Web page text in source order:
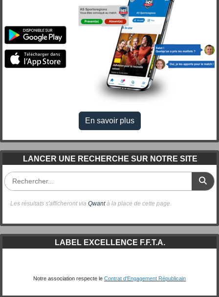
En savoir plus
LANCER UNE RECHERCHE SUR NOTRE SITE
Les résultats s'afficheront via Qwantà la place de cette page.
LABEL EXCELLENCE F.F.T.A.
Notre association respecte le Contrat d'Engagement Républicain